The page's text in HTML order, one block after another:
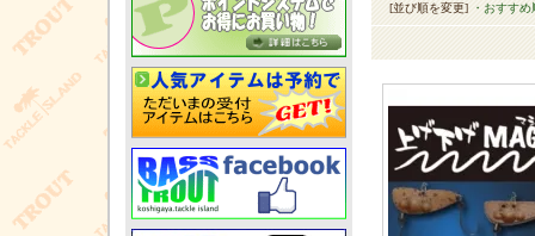
[並び順を変更] ・おすすめ